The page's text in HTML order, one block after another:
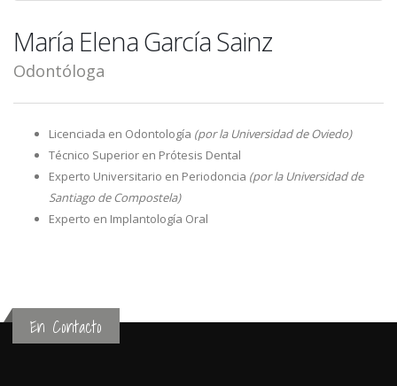
María Elena García Sainz
Odontóloga
Licenciada en Odontología (por la Universidad de Oviedo)
Técnico Superior en Prótesis Dental
Experto Universitario en Periodoncia (por la Universidad de
Santiago de Compostela)
Experto en Implantología Oral
En Contacto